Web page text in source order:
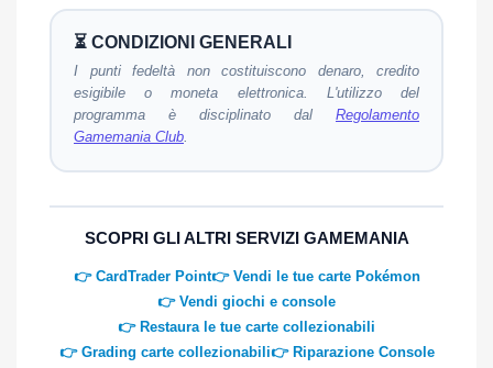
⏳ CONDIZIONI GENERALI
I punti fedeltà non costituiscono denaro, credito
esigibile o moneta elettronica. L'utilizzo del
programma è disciplinato dal Regolamento
Gamemania Club.
SCOPRI GLI ALTRI SERVIZI GAMEMANIA
👉 CardTrader Point👉 Vendi le tue carte Pokémon
👉 Vendi giochi e console
👉 Restaura le tue carte collezionabili
👉 Grading carte collezionabili👉 Riparazione Console